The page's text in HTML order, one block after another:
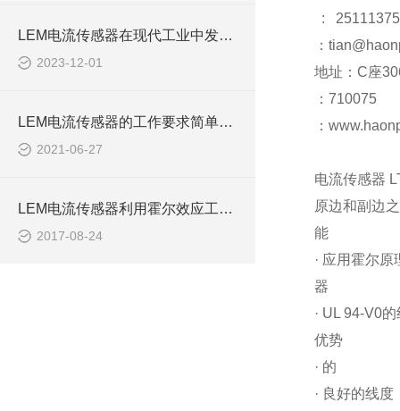
LEM电流传感器在现代工业中发挥着重要作用
2023-12-01
LEM电流传感器的工作要求简单了解一下
2021-06-27
LEM电流传感器利用霍尔效应工作产生故障原因情况
2017-08-24
:
：
地址：C座
：710075
：
电流传感器
原边和副边
能
· 应用霍尔
器
· UL 94-V0
优势
· 的
· 良好的线度